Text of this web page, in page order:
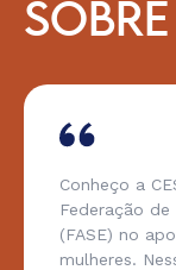
Conheço a
Federação de
(FASE) no
mulheres.